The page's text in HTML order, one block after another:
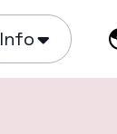
Info